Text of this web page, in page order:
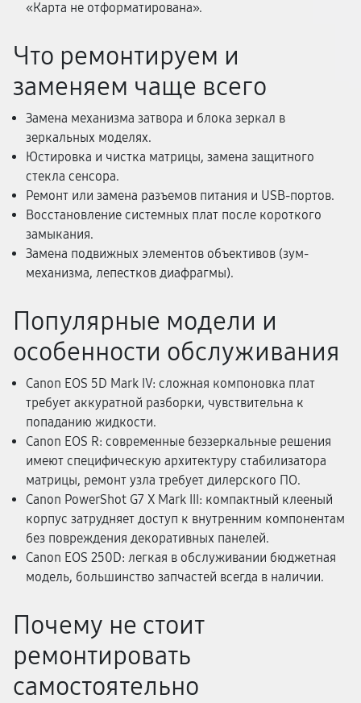
«Карта не отформатирована».
Что ремонтируем и
заменяем чаще всего
Замена механизма затвора и блока зеркал в
зеркальных моделях.
Юстировка и чистка матрицы, замена защитного
стекла сенсора.
Ремонт или замена разъемов питания и USB-портов.
Восстановление системных плат после короткого
замыкания.
Замена подвижных элементов объективов (зум-
механизма, лепестков диафрагмы).
Популярные модели и
особенности обслуживания
Canon EOS 5D Mark IV: сложная компоновка плат
требует аккуратной разборки, чувствительна к
попаданию жидкости.
Canon EOS R: современные беззеркальные решения
имеют специфическую архитектуру стабилизатора
матрицы, ремонт узла требует дилерского ПО.
Canon PowerShot G7 X Mark III: компактный клееный
корпус затрудняет доступ к внутренним компонентам
без повреждения декоративных панелей.
Canon EOS 250D: легкая в обслуживании бюджетная
модель, большинство запчастей всегда в наличии.
Почему не стоит
ремонтировать
самостоятельно